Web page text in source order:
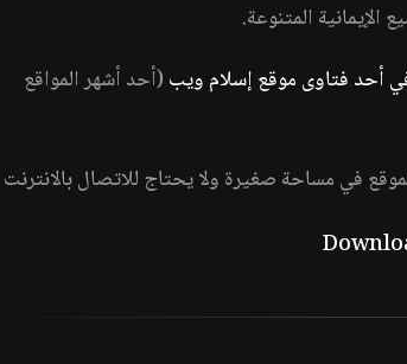
الإيمانية المتنوعة.
أحد فتاوى موقع إسلام ويب (أحد أشهر المواقع
في مساحة صغيرة ولا يحتاج للاتصال بالانترنت